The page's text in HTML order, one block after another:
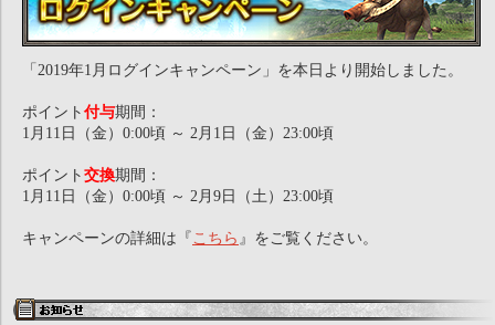
「2019年1月ログインキャンペーン」を本日より開始しました。
ポイント 付与期間：
1月11日（金）0:00頃 ～ 2月1日（金）23:00頃
ポイント 交換期間：
1月11日（金）0:00頃 ～ 2月9日（土）23:00頃
キャンペーンの詳細は『 こちら 』をご覧ください。